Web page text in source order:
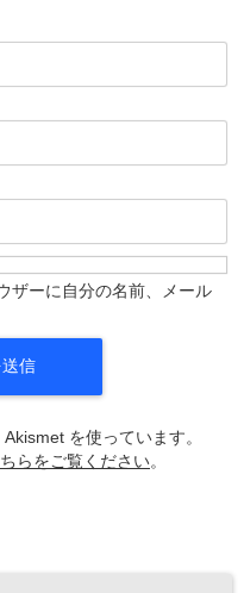
ザーに自分の名前、メール
を使っています。
らをご覧ください。